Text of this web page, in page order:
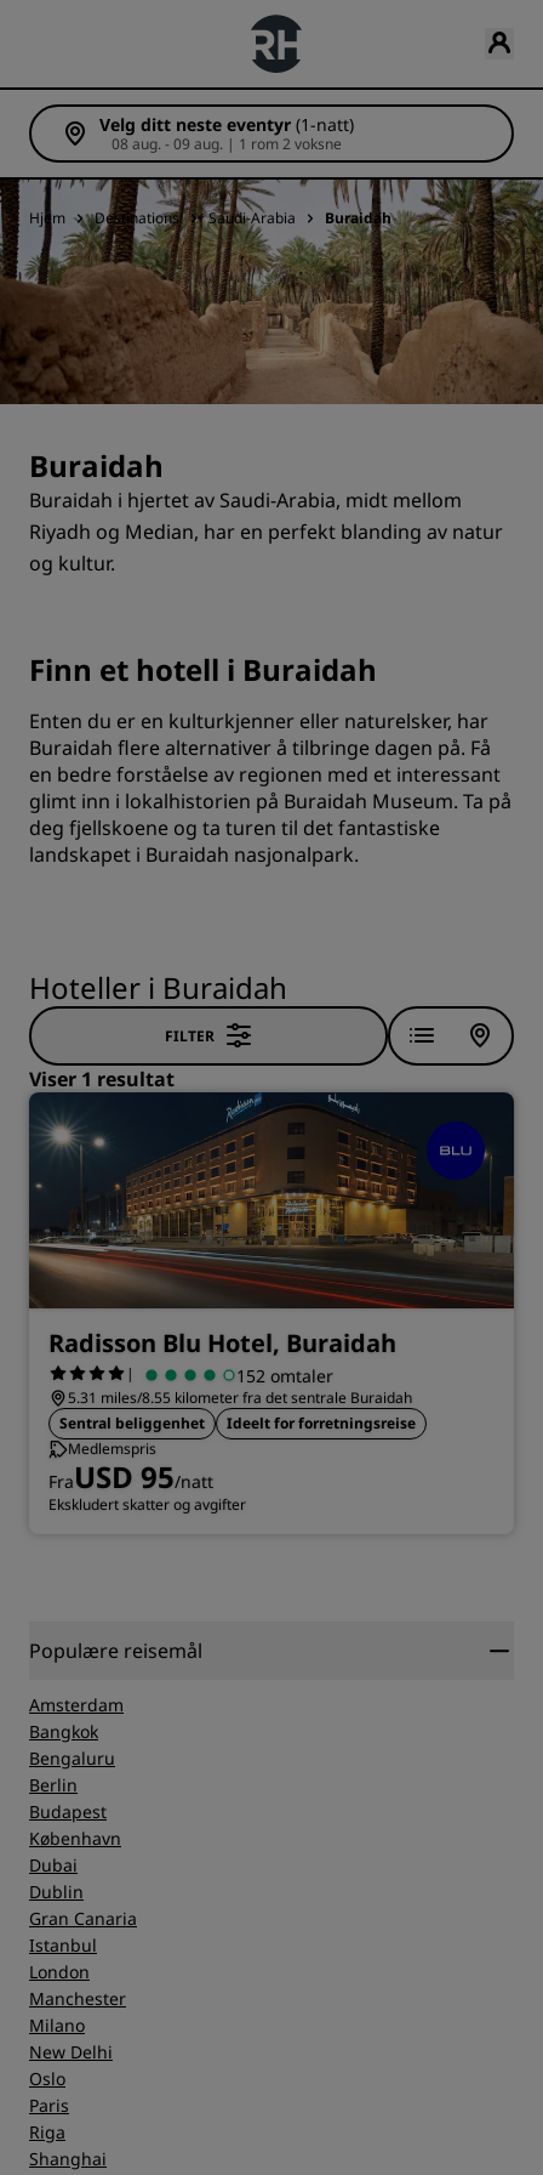
Velg ditt neste eventyr (1-natt)
08 aug. - 09 aug. | 1 rom 2 voksne
Hjem Destinations Saudi-Arabia Buraidah
Buraidah
Buraidah i hjertet av Saudi-Arabia, midt mellom
Riyadh og Median, har en perfekt blanding av natur
og kultur.
Finn et hotell i Buraidah
Enten du er en kulturkjenner eller naturelsker, har
Buraidah flere alternativer å tilbringe dagen på. Få
en bedre forståelse av regionen med et interessant
glimt inn i lokalhistorien på Buraidah Museum. Ta på
deg fjellskoene og ta turen til det fantastiske
landskapet i Buraidah nasjonalpark.
Hoteller i Buraidah
FILTER
Viser 1 resultat
Radisson Blu Hotel, Buraidah
| 152 omtaler
5.31 miles/8.55 kilometer fra det sentrale Buraidah
Sentral beliggenhet
Ideelt for forretningsreise
Medlemspris
FraUSD 95/natt
Ekskludert skatter og avgifter
Populære reisemål
Amsterdam
Bangkok
Bengaluru
Berlin
Budapest
København
Dubai
Dublin
Gran Canaria
Istanbul
London
Manchester
Milano
New Delhi
Oslo
Paris
Riga
Shanghai